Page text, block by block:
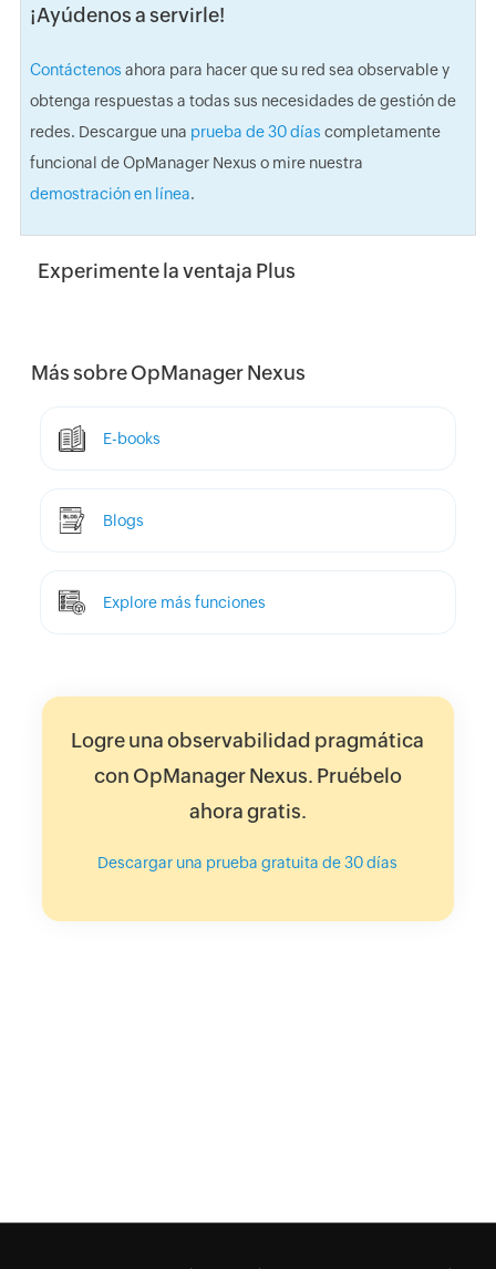
¡Ayúdenos a servirle!
Contáctenos ahora para hacer que su red sea observable y
obtenga respuestas a todas sus necesidades de gestión de
redes. Descargue una prueba de 30 días completamente
funcional de OpManager Nexus o mire nuestra
demostración en línea.
Experimente la ventaja Plus
Más sobre OpManager Nexus
E-books
Blogs
Explore más funciones
Logre una observabilidad pragmática
con OpManager Nexus. Pruébelo
ahora gratis.
Descargar una prueba gratuita de 30 días